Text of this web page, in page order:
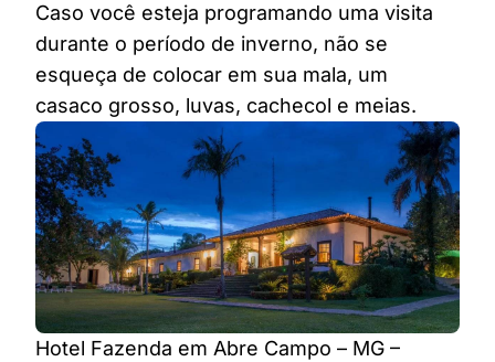
Caso você esteja programando uma visita
durante o período de inverno, não se
esqueça de colocar em sua mala, um
casaco grosso, luvas, cachecol e meias.
Hotel Fazenda em Abre Campo – MG –